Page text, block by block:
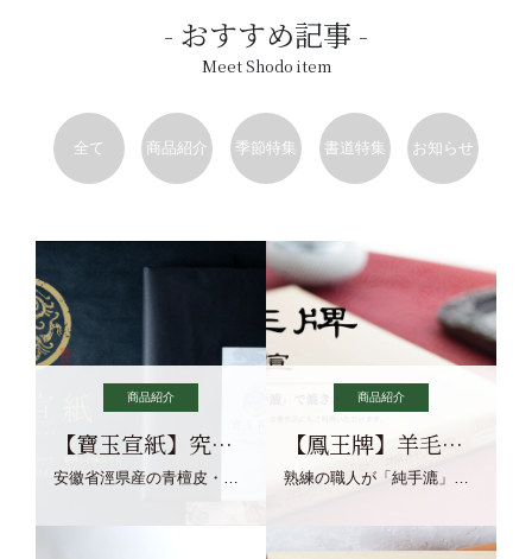
おすすめ記事
Meet Shodo item
全て 商品紹介 季節特集 書道特集 お知らせ
商品紹介
【寶玉宣紙】究極の純粋な宣紙を目指す寶玉宣紙
安徽省涇県産の青檀皮・砂田稲藁・清らかな渓流水、熟練手漉き職人の卓越した手漉技術による最高級の純宣紙です。
商品紹介
【鳳王牌】羊毛筆×濃墨での揮毫に最適な宣紙系画仙紙
熟練の職人が「純手漉」で漉きあげる書画紙。宣紙を好まれるお客様向けの棉料単宣に漉きあげました。